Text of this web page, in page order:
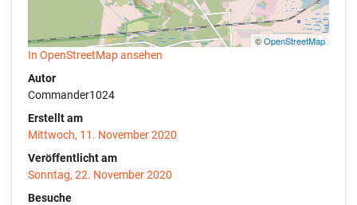
©OpenStreetMap
In OpenStreetMap ansehen
Autor
Commander1024
Erstellt am
Mittwoch, 11. November 2020
Veröffentlicht am
Sonntag, 22. November 2020
Besuche